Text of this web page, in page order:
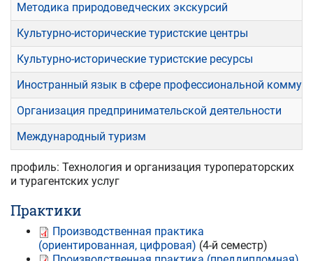
Методика природоведческих экскурсий
Культурно-исторические туристские центры
Культурно-исторические туристские ресурсы
Иностранный язык в сфере профессиональной
Организация предпринимательской деятельности
Международный туризм
профиль: Технология и организация туроператорских
и турагентских услуг
Практики
Производственная практика
(ориентированная, цифровая) (4-й семестр)